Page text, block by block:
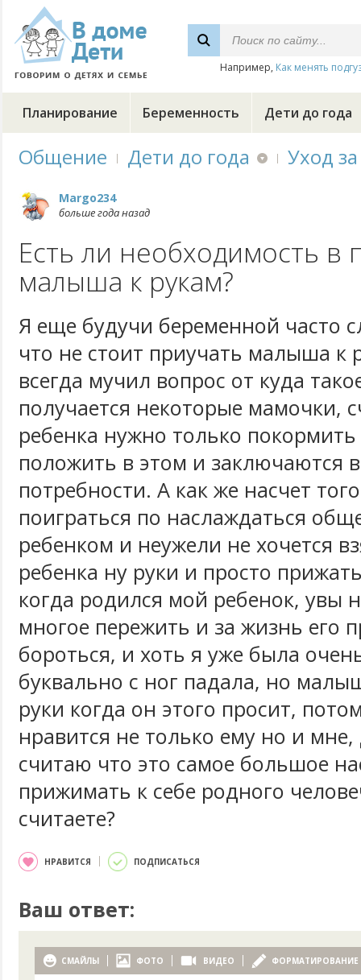
Например, Как менять
Планирование Беременность Дети до года
Общение Дети до года Уход
Margo234
больше года назад
Есть ли необходимость в
малыша к рукам?
Я еще будучи беременной часто
что не стоит приучать малыша к
всегда мучил вопрос от куда
получается некоторые мамочки,
ребенка нужно только покормить
положить в этом и заключаются
потребности. А как же насчет
поиграться по наслаждаться
ребенком и неужели не хочется
ребенка ну руки и просто
когда родился мой ребенок, увы
многое пережить и за жизнь его
бороться, и хоть я уже была
буквально с ног падала, но
руки когда он этого просит,
нравится не только ему но и
считаю что это самое большое
прижимать к себе родного
считаете?
НРАВИТСЯ ПОДПИСАТЬСЯ
Ваш ответ:
СМАЙЛЫ ФОТО ВИДЕО ФОРМАТИРОВАНИЕ